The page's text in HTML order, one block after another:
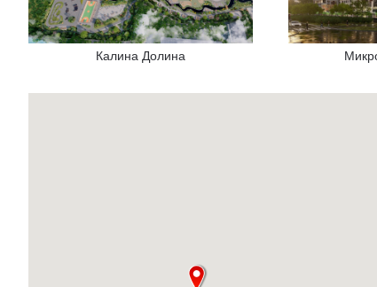
Калина Долина